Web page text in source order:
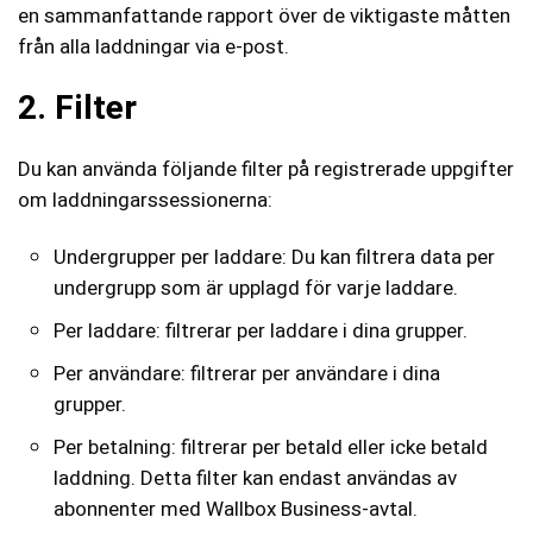
en sammanfattande rapport över de viktigaste måtten
från alla laddningar via e-post.
2. Filter
Du kan använda följande filter på registrerade uppgifter
om laddningarssessionerna:
Undergrupper per laddare: Du kan filtrera data per
undergrupp som är upplagd för varje laddare.
Per laddare: filtrerar per laddare i dina grupper.
Per användare: filtrerar per användare i dina
grupper.
Per betalning: filtrerar per betald eller icke betald
laddning. Detta filter kan endast användas av
abonnenter med Wallbox Business-avtal.